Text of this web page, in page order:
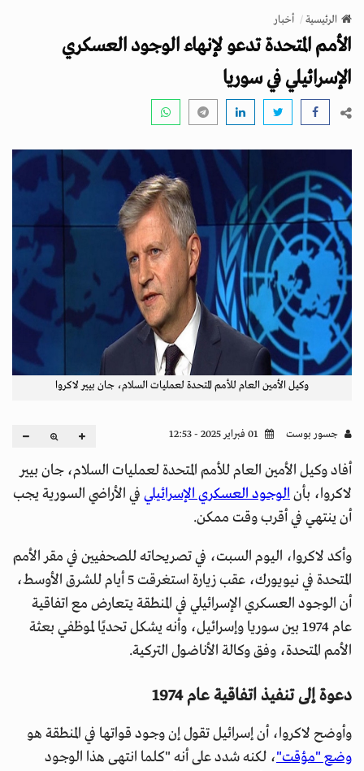
v
g
a
n
الرئيسية أخبار
الأمم المتحدة تدعو لإنهاء الوجود العسكري
الإسرائيلي في سوريا
وكيل الأمين العام للأمم المتحدة لعمليات السلام، جان بيير لاكروا
جسور بوست
أفاد وكيل الأمين العام للأمم المتحدة لعمليات السلام، جان بيير
لاكروا، بأنالوجود العسكري الإسرائيلي في الأراضي السورية يجب
أن ينتهي في أقرب وقت ممكن.
وأكد لاكروا، اليوم السبت، في تصريحاته للصحفيين في مقر الأمم
المتحدة في نيويورك، عقب زيارة استغرقت 5 أيام للشرق الأوسط،
أن الوجود العسكري الإسرائيلي في المنطقة يتعارض مع اتفاقية
عام 1974 بين سوريا وإسرائيل، وأنه يشكل تحديًا لموظفي بعثة
الأمم المتحدة، وفق وكالة الأناضول التركية.
دعوة إلى تنفيذ اتفاقية عام 1974
وأوضح لاكروا، أن إسرائيل تقول إن وجود قواتها في المنطقة هو
وضع "مؤقت"، لكنه شدد على أنه "كلما انتهى هذا الوجود